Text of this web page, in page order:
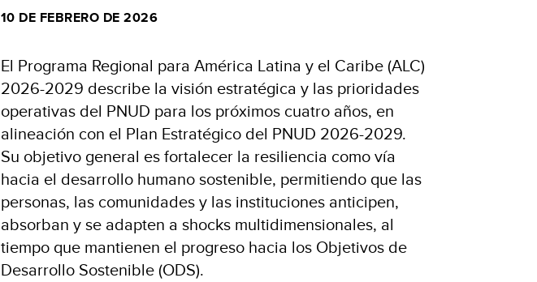
10 DE FEBRERO DE 2026
El Programa Regional para América Latina y el Caribe (ALC)
2026-2029 describe la visión estratégica y las prioridades
operativas del PNUD para los próximos cuatro años, en
alineación con el Plan Estratégico del PNUD 2026-2029.
Su objetivo general es fortalecer la resiliencia como vía
hacia el desarrollo humano sostenible, permitiendo que las
personas, las comunidades y las instituciones anticipen,
absorban y se adapten a shocks multidimensionales, al
tiempo que mantienen el progreso hacia los Objetivos de
Desarrollo Sostenible (ODS).